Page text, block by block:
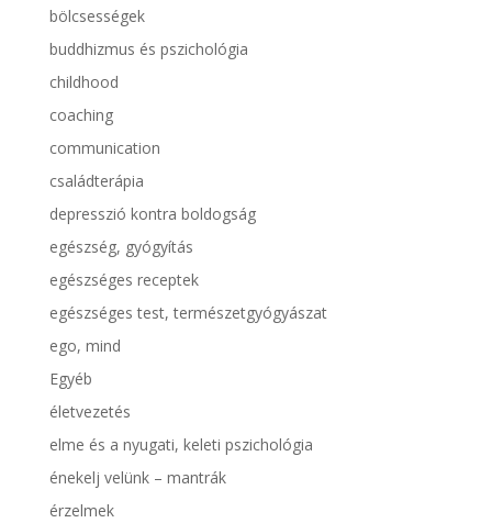
bölcsességek
buddhizmus és pszichológia
childhood
coaching
communication
családterápia
depresszió kontra boldogság
egészség, gyógyítás
egészséges receptek
egészséges test, természetgyógyászat
ego, mind
Egyéb
életvezetés
elme és a nyugati, keleti pszichológia
énekelj velünk – mantrák
érzelmek